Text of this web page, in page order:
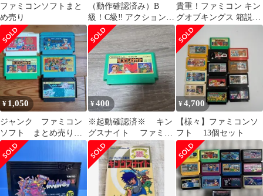
ファミコンソフトまと
め売り
（動作確認済み）B
級！C級‼︎ アクションゲ
ーム９本セット
貴重！ファミコン キン
グオブキングス 箱説明
書付き namco
¥ 1,050
ジャンク ファミコン
ソフト まとめ売り
【バラ売り不可】
¥400
※起動確認済※ キン
グスナイト ファミコ
ン
¥4,700
【様々】ファミコンソ
フト 13個セット